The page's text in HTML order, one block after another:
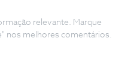
relevante. Marque
nos melhores comentários.